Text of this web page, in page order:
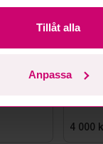
Tillåt alla
Anpassa
4d 3h Nacka
4 000